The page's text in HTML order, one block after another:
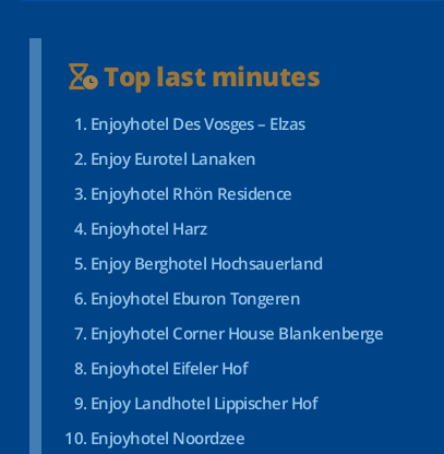
Top last minutes
Enjoyhotel Des Vosges – Elzas
Enjoy Eurotel Lanaken
Enjoyhotel Rhön Residence
Enjoyhotel Harz
Enjoy Berghotel Hochsauerland
Enjoyhotel Eburon Tongeren
Enjoyhotel Corner House Blankenberge
Enjoyhotel Eifeler Hof
Enjoy Landhotel Lippischer Hof
Enjoyhotel Noordzee